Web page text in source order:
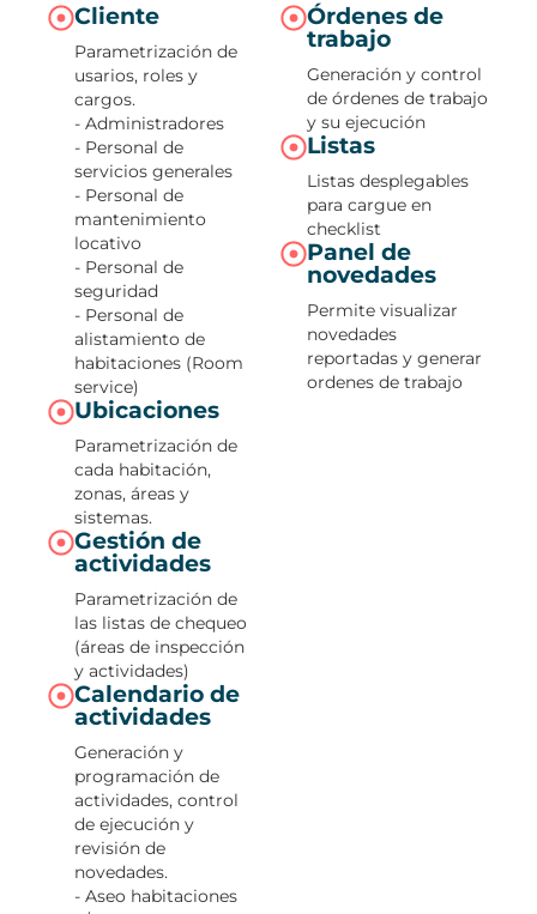
Cliente
Parametrización de
usarios, roles y
cargos.
- Administradores
- Personal de
servicios generales
- Personal de
mantenimiento
locativo
- Personal de
seguridad
- Personal de
alistamiento de
habitaciones (Room
service)
Ubicaciones
Parametrización de
cada habitación,
zonas, áreas y
sistemas.
Gestión de
actividades
Parametrización de
las listas de chequeo
(áreas de inspección
y actividades)
Calendario de
actividades
Generación y
programación de
actividades, control
de ejecución y
revisión de
novedades.
- Aseo habitaciones
Órdenes de
trabajo
Generación y control
de órdenes de trabajo
y su ejecución
Listas
Listas desplegables
para cargue en
checklist
Panel de
novedades
Permite visualizar
novedades
reportadas y generar
ordenes de trabajo